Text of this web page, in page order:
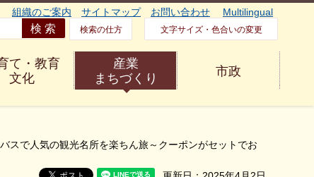
組織のご案内 サイトマップ お問い合わせ Multilingual
検索の仕方 文字サイズ・色合いの変更
て・教育
文化
産業
まちづくり
市政
スで人気の観光名所を楽ちん旅～クーポンがセットでお